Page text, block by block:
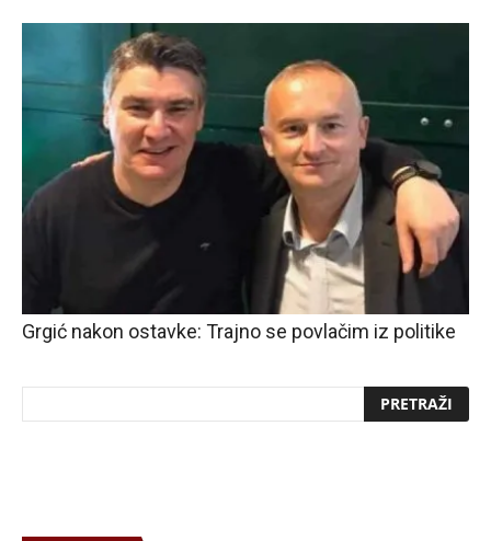
Grgić nakon ostavke: Trajno se povlačim iz politike